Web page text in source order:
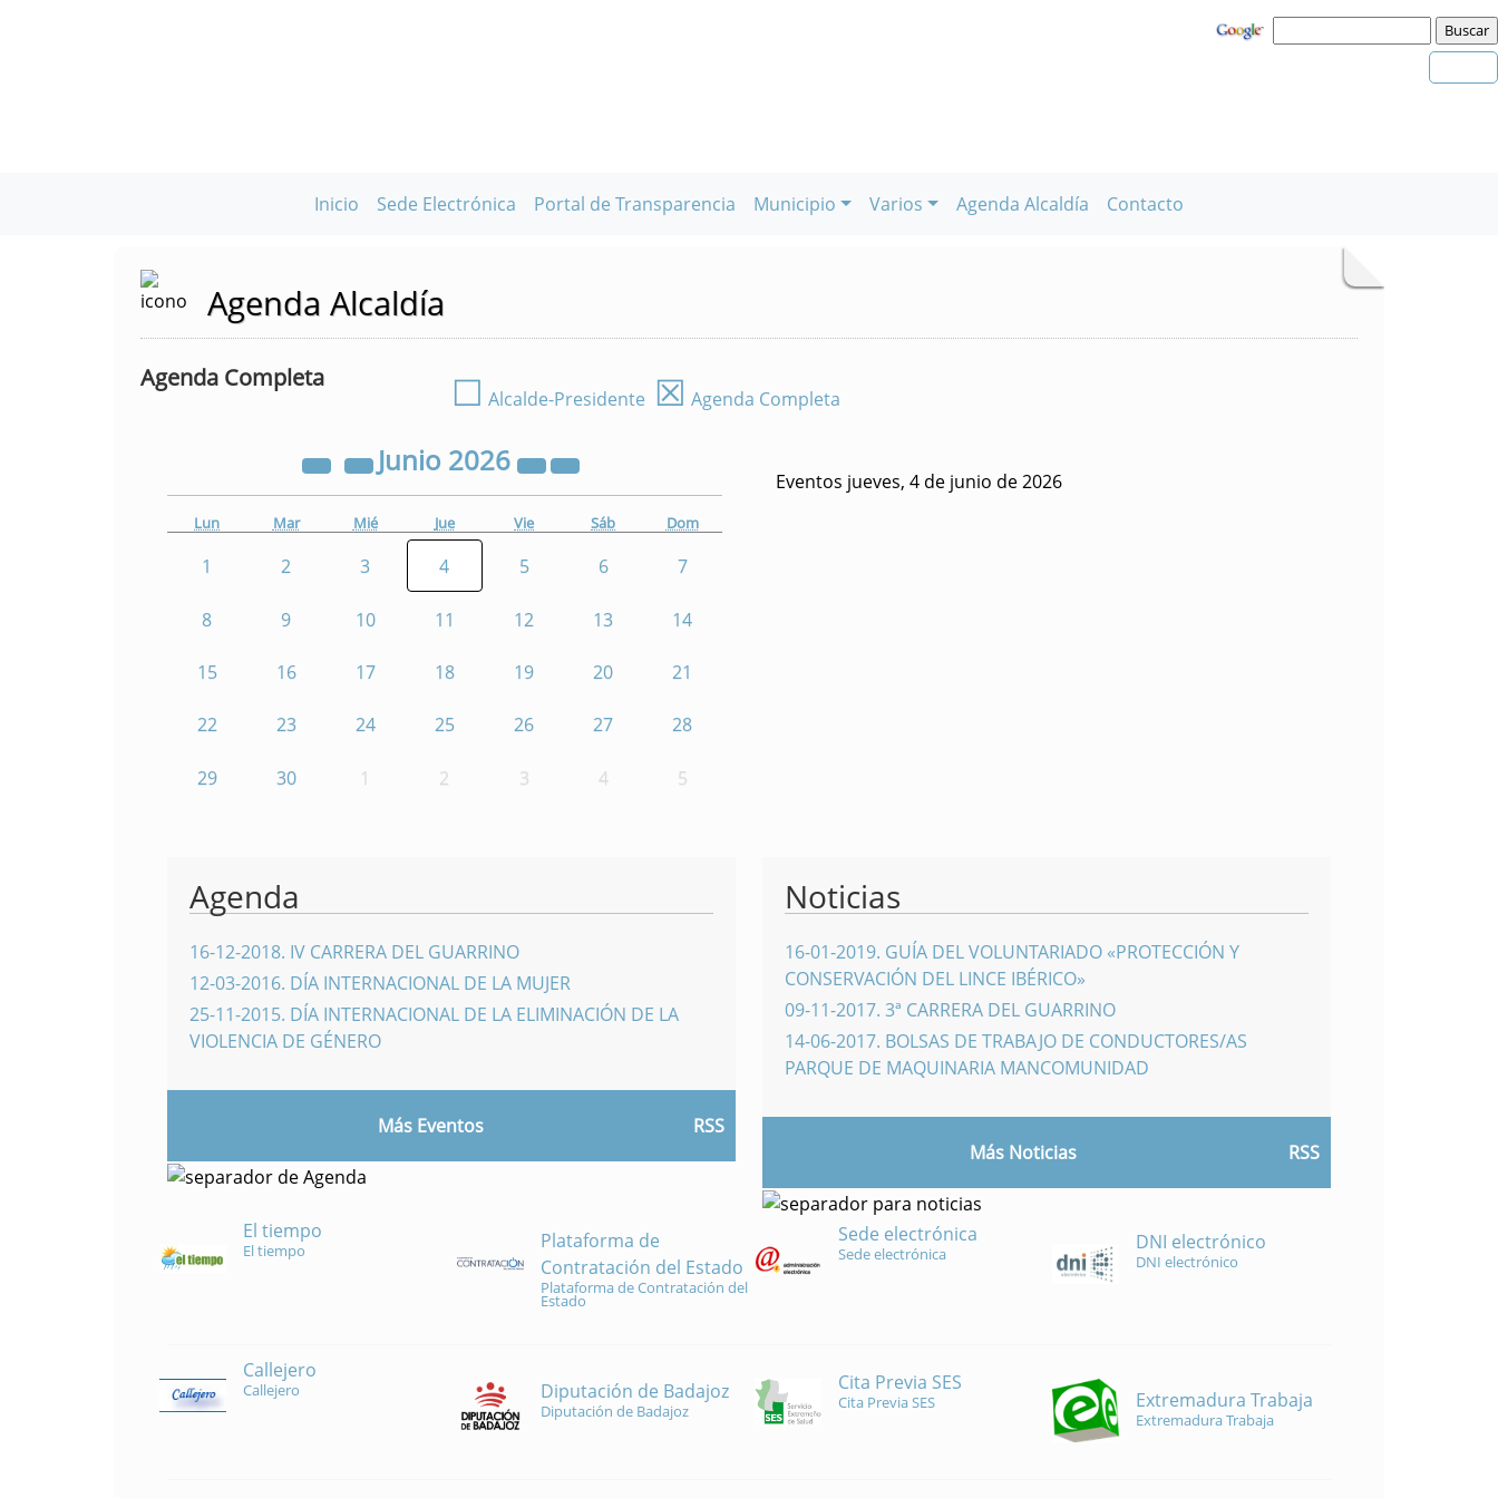
Inicio Sede Electrónica Portal de Transparencia Municipio Varios Agenda Alcaldía Contacto
Agenda Alcaldía
Agenda Completa ☐ Alcalde-Presidente ☒ Agenda Completa
Junio 2026
Lun Mar Mié Jue Vie Sáb Dom
1 2 3 4 5 6 7
8 9 10 11 12 13 14
15 16 17 18 19 20 21
22 23 24 25 26 27 28
29 30 1 2 3 4 5
Eventos jueves, 4 de junio de 2026
Agenda
16-12-2018. IV CARRERA DEL GUARRINO
12-03-2016. DÍA INTERNACIONAL DE LA MUJER
25-11-2015. DÍA INTERNACIONAL DE LA ELIMINACIÓN DE LA
VIOLENCIA DE GÉNERO
Más Eventos RSS
Noticias
16-01-2019. GUÍA DEL VOLUNTARIADO «PROTECCIÓN Y
CONSERVACIÓN DEL LINCE IBÉRICO»
09-11-2017. 3ª CARRERA DEL GUARRINO
14-06-2017. BOLSAS DE TRABAJO DE CONDUCTORES/AS
PARQUE DE MAQUINARIA MANCOMUNIDAD
Más Noticias RSS
El tiempo
El tiempo
Plataforma de
Contratación del Estado
Plataforma de Contratación del
Estado
Sede electrónica
Sede electrónica DNI electrónico
DNI electrónico
Callejero
Callejero Diputación de Badajoz
Diputación de Badajoz
Cita Previa SES
Cita Previa SES Extremadura Trabaja
Extremadura Trabaja